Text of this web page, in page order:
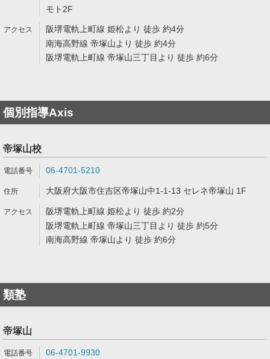
モト2F
阪堺電軌上町線 姫松より 徒歩 約4分
南海高野線 帝塚山より 徒歩 約4分
阪堺電軌上町線 帝塚山三丁目より 徒歩 約6分
個別指導Axis
帝塚山校
06-4701-5210
大阪府大阪市住吉区帝塚山中1-1-13 セレネ帝塚山 1F
阪堺電軌上町線 姫松より 徒歩 約2分
阪堺電軌上町線 帝塚山三丁目より 徒歩 約5分
南海高野線 帝塚山より 徒歩 約6分
類塾
帝塚山
06-4701-9930